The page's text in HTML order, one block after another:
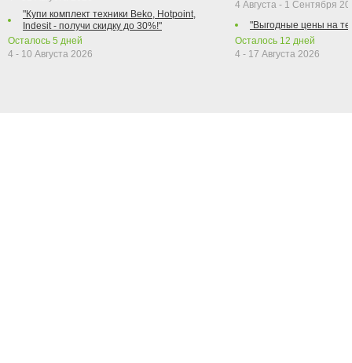
"Купи комплект техники Beko, Hotpoint,
Indesit - получи скидку до 30%!"
Осталось 5 дней
4 - 10 Августа 2026
4 Августа - 1 Сентября
"Выгодные цены на
Осталось 12 дней
4 - 17 Августа 2026